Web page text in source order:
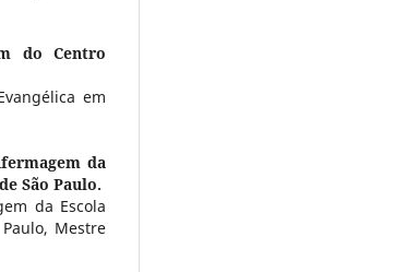
do Centro
em
da
São Paulo.
da Escola
Mestre